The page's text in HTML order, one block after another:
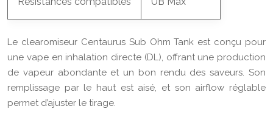
Le clearomiseur Centaurus Sub Ohm Tank est conçu pour
une vape en inhalation directe (DL), offrant une production
de vapeur abondante et un bon rendu des saveurs. Son
remplissage par le haut est aisé, et son airflow réglable
permet d’ajuster le tirage.